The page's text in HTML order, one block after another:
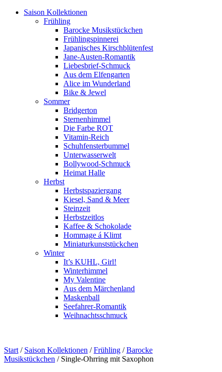
Saison Kollektionen
Frühling
Barocke Musikstückchen
Frühlingspinnerei
Japanisches Kirschblütenfest
Jane-Austen-Romantik
Liebesbrief-Schmuck
Aus dem Elfengarten
Alice im Wunderland
Bike & Jewel
Sommer
Bridgerton
Sternenhimmel
Die Farbe ROT
Vitamin-Reich
Schuhfensterbummel
Unterwasserwelt
Bollywood-Schmuck
Heimat Halle
Herbst
Herbstspaziergang
Kiesel, Sand & Meer
Steinzeit
Herbstzeitlos
Kaffee & Schokolade
Hommage á Klimt
Miniaturkunststückchen
Winter
It’s KUHL, Girl!
Winterhimmel
My Valentine
Aus dem Märchenland
Maskenball
Seefahrer-Romantik
Weihnachtsschmuck
Start / Saison Kollektionen /Frühling /Barocke
Musikstückchen / Single-Ohrring mit Saxophon